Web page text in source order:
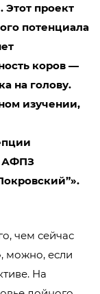
Этот проект
потенциала
коров —
на голову.
изучении,
АФПЗ
чем сейчас
можно, если
На